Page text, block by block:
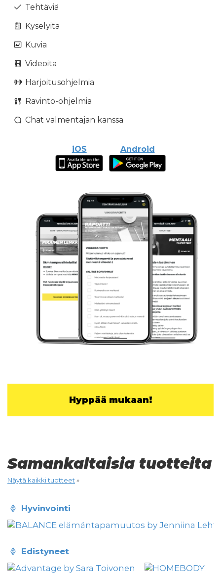
Tehtäviä
Kyselyitä
Kuvia
Videoita
Harjoitusohjelmia
Ravinto-ohjelmia
Chat valmentajan kanssa
iOS Android
Hyppää mukaan!
Samankaltaisia tuotteita
Näytä kaikki tuotteet»
hyvinvointi
edistyneet